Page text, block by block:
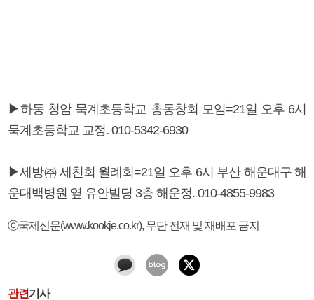
▶하동 청암 묵계초등학교 총동창회 모임=21일 오후 6시
묵계초등학교 교정. 010-5342-6930
▶세방㈜ 세친회 월례회=21일 오후 6시 부산 해운대구 해
운대백병원 옆 유안빌딩 3층 해운정. 010-4855-9983
ⓒ국제신문(www.kookje.co.kr), 무단 전재 및 재배포 금지
관련기사